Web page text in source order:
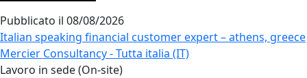
Pubblicato il 08/08/2026
Italian speaking financial customer expert – athens, greece
Mercier Consultancy - Tutta italia (IT)
Lavoro in sede (On-site)